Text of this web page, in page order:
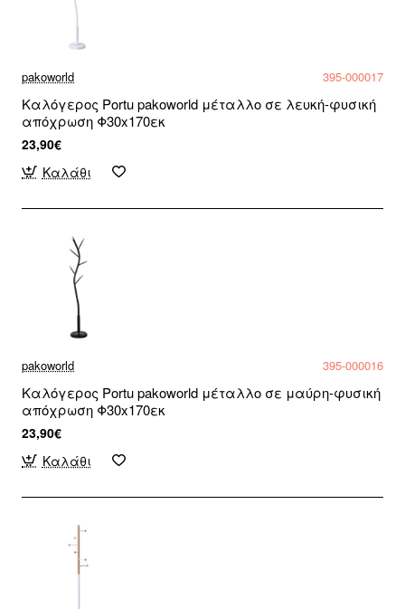
pakoworld 395-000017
Καλόγερος Portu pakoworld μέταλλο σε λευκή-φυσική
απόχρωση Φ30x170εκ
23,90€
Καλάθι
pakoworld 395-000016
Καλόγερος Portu pakoworld μέταλλο σε μαύρη-φυσική
απόχρωση Φ30x170εκ
23,90€
Καλάθι